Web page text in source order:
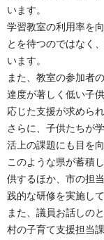
います。
学習教室の利用率を
とを待つのではなく
います。
また、教室の参加者
達度が著しく低い子
応じた支援が求められ
さらに、子供たちが
活上の課題にも目を
このような県が蓄積
供するほか、市の担
践的な研修を実施し
また、議員お話しの
村の子育て支援担当